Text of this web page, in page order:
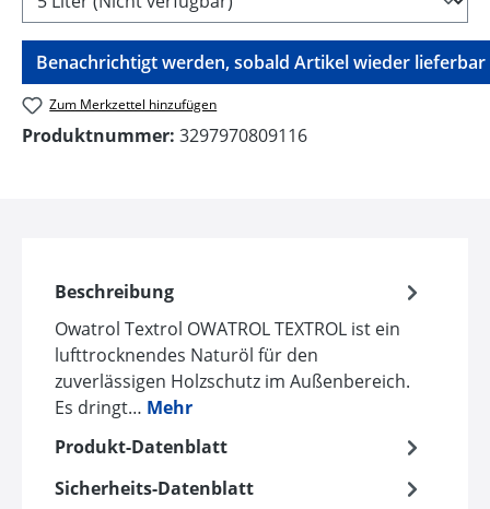
Benachrichtigt werden, sobald Artikel wieder lieferbar
Zum Merkzettel hinzufügen
Produktnummer: 3297970809116
Beschreibung
Owatrol Textrol OWATROL TEXTROL ist ein
lufttrocknendes Naturöl für den
zuverlässigen Holzschutz im Außenbereich.
Es dringt… Mehr
Produkt-Datenblatt
Sicherheits-Datenblatt